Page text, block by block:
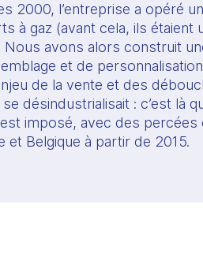
2000, l’entreprise a opéré
à gaz (avant cela, ils
Nous avons alors construit
et de
de la vente et des
désindustrialisait : c’est là
imposé, avec des
et Belgique à partir de 2015.